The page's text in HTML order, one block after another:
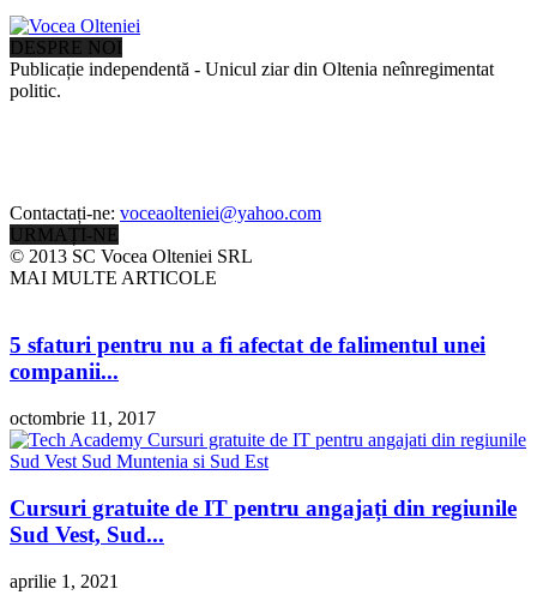
DESPRE NOI
Publicație independentă - Unicul ziar din Oltenia neînregimentat
politic.
Contactați-ne: voceaolteniei@yahoo.com
URMAȚI-NE
© 2013 SC Vocea Olteniei SRL
MAI MULTE ARTICOLE
5 sfaturi pentru nu a fi afectat de falimentul unei
companii...
octombrie 11, 2017
Cursuri gratuite de IT pentru angajați din regiunile
Sud Vest, Sud...
aprilie 1, 2021